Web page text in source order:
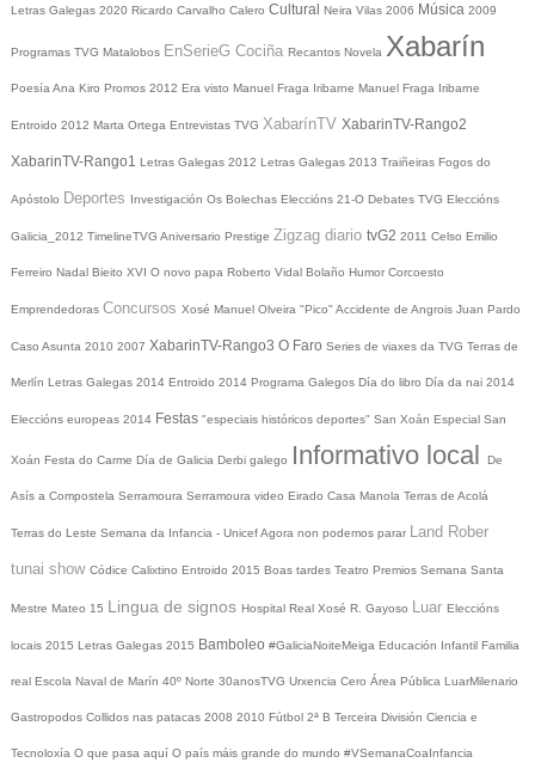
Letras Galegas 2020 Ricardo Carvalho Calero Cultural Neira Vilas 2006 Música 2009
Programas TVG Matalobos EnSerieG Cociña Recantos Novela Xabarín
Poesía Ana Kiro Promos 2012 Era visto Manuel Fraga Iribarne Manuel Fraga Iribarne
Entroido 2012 Marta Ortega Entrevistas TVG XabarínTV XabarinTV-Rango2
XabarinTV-Rango1 Letras Galegas 2012 Letras Galegas 2013 Traiñeiras Fogos do
Apóstolo Deportes Investigación Os Bolechas Eleccións 21-O Debates TVG Eleccións
Galicia_2012 TimelineTVG Aniversario Prestige Zigzag diario tvG2 2011 Celso Emilio
Ferreiro Nadal Bieito XVI O novo papa Roberto Vidal Bolaño Humor Corcoesto
Emprendedoras Concursos Xosé Manuel Olveira "Pico" Accidente de Angrois Juan Pardo
Caso Asunta 2010 2007 XabarinTV-Rango3 O Faro Series de viaxes da TVG Terras de
Merlín Letras Galegas 2014 Entroido 2014 Programa Galegos Día do libro Día da nai 2014
Eleccións europeas 2014 Festas "especiais históricos deportes" San Xoán Especial San
Xoán Festa do Carme Día de Galicia Derbi galego Informativo local De
Asís a Compostela Serramoura Serramoura video Eirado Casa Manola Terras de Acolá
Terras do Leste Semana da Infancia - UnicefAgora non podemos parar Land Rober
tunai show Códice Calixtino Entroido 2015 Boas tardes Teatro Premios Semana Santa
Mestre Mateo 15 Lingua de signos Hospital Real Xosé R. Gayoso Luar Eleccións
locais 2015 Letras Galegas 2015 Bamboleo #GaliciaNoiteMeiga Educación Infantil Familia
real Escola Naval de Marín 40º Norte 30anosTVG Urxencia Cero Área Pública LuarMilenario
Gastropodos Collidos nas patacas 2008 2010 Fútbol 2ª B Terceira División Ciencia e
Tecnoloxía O que pasa aquí O país máis grande do mundo #VSemanaCoaInfancia